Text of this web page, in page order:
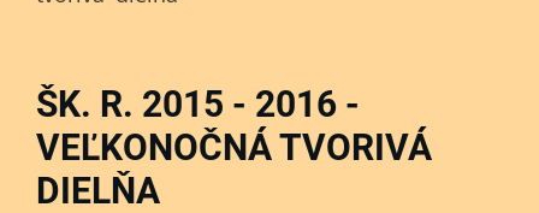
ŠK. R. 2015 - 2016 -
VEĽKONOČNÁ TVORIVÁ
DIELŇA